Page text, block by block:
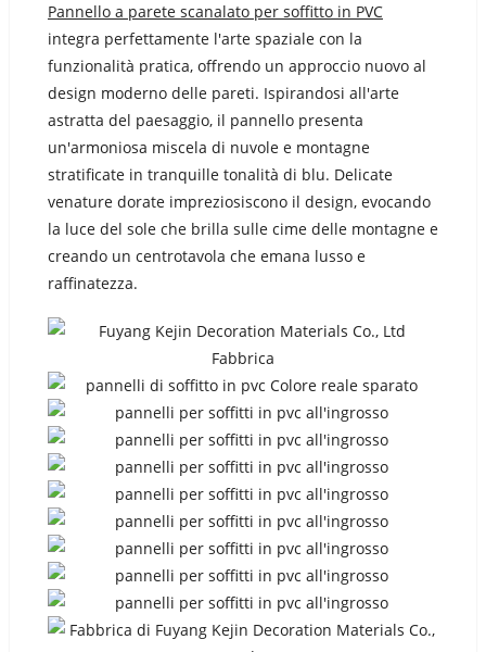
Pannello a parete scanalato per soffitto in PVC
integra perfettamente l'arte spaziale con la
funzionalità pratica, offrendo un approccio nuovo al
design moderno delle pareti. Ispirandosi all'arte
astratta del paesaggio, il pannello presenta
un'armoniosa miscela di nuvole e montagne
stratificate in tranquille tonalità di blu. Delicate
venature dorate impreziosiscono il design, evocando
la luce del sole che brilla sulle cime delle montagne e
creando un centrotavola che emana lusso e
raffinatezza.